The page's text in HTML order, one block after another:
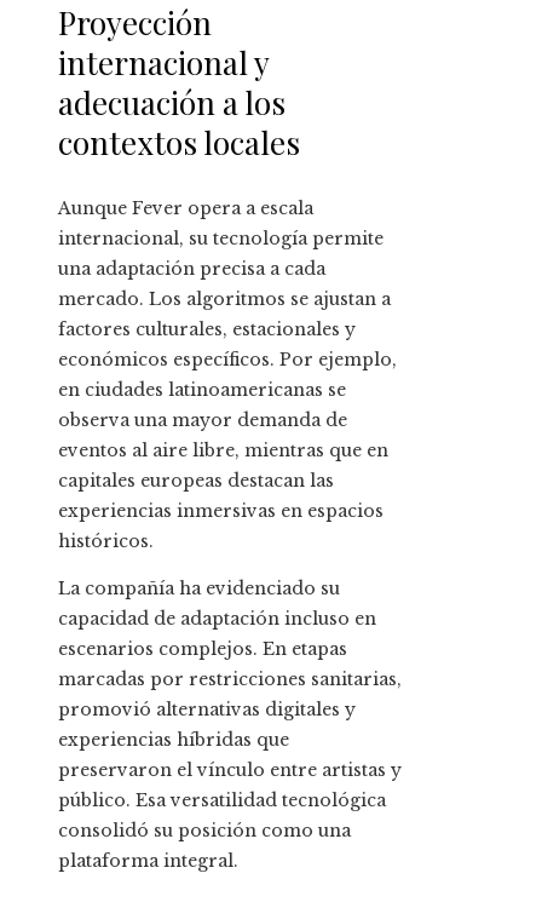
Proyección
internacional y
adecuación a los
contextos locales
Aunque Fever opera a escala
internacional, su tecnología permite
una adaptación precisa a cada
mercado. Los algoritmos se ajustan a
factores culturales, estacionales y
económicos específicos. Por ejemplo,
en ciudades latinoamericanas se
observa una mayor demanda de
eventos al aire libre, mientras que en
capitales europeas destacan las
experiencias inmersivas en espacios
históricos.
La compañía ha evidenciado su
capacidad de adaptación incluso en
escenarios complejos. En etapas
marcadas por restricciones sanitarias,
promovió alternativas digitales y
experiencias híbridas que
preservaron el vínculo entre artistas y
público. Esa versatilidad tecnológica
consolidó su posición como una
plataforma integral.